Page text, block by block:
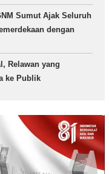
Sumut Ajak Seluruh
dengan
Relawan yang
ke Publik